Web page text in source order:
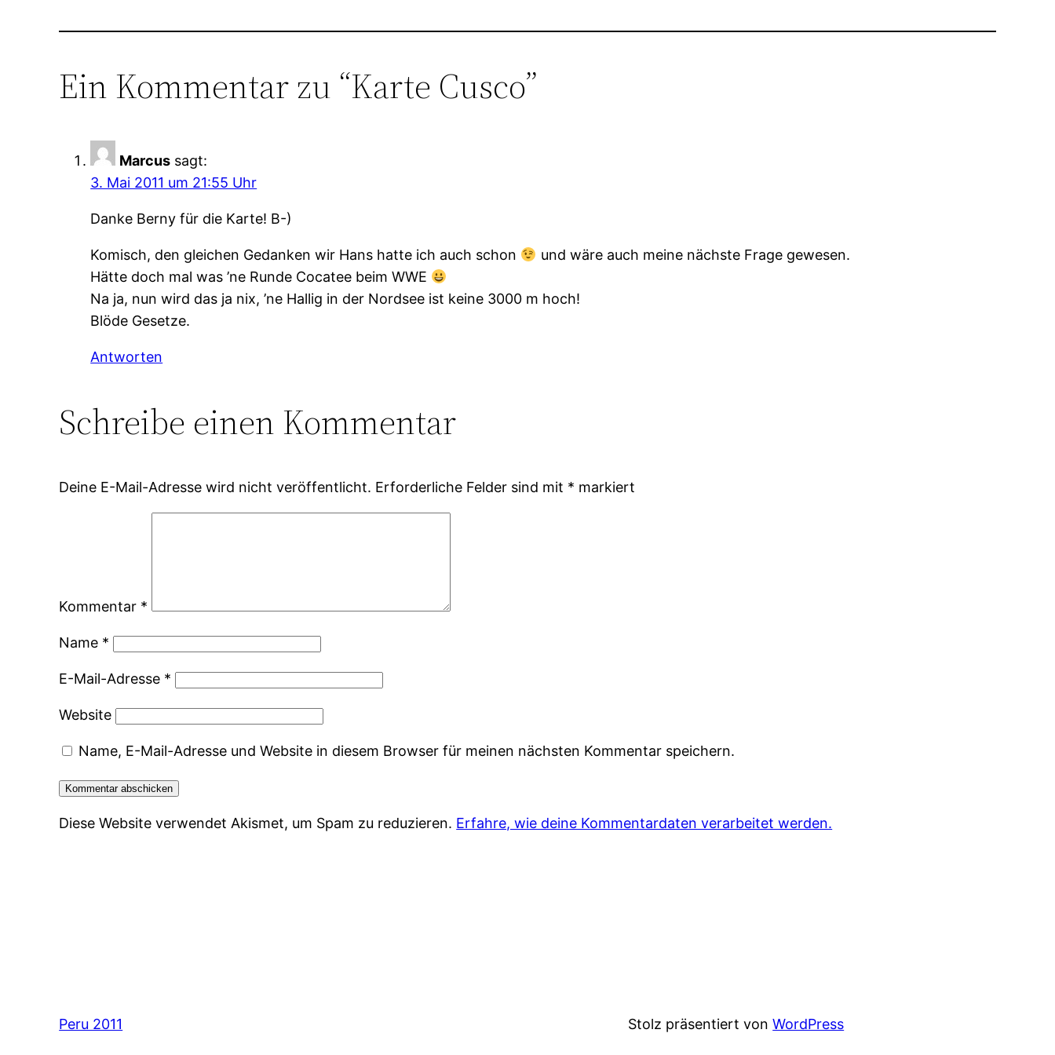
Ein Kommentar zu “Karte Cusco”
Marcus sagt:
3. Mai 2011 um 21:55 Uhr
Danke Berny für die Karte! B-)
Komisch, den gleichen Gedanken wir Hans hatte ich auch schon
und wäre auch meine nächste Frage gewesen.
Hätte doch mal was ’ne Runde Cocatee beim WWE
Na ja, nun wird das ja nix, ’ne Hallig in der Nordsee ist keine 3000 m hoch!
Blöde Gesetze.
Antworten
Schreibe einen Kommentar
Deine E-Mail-Adresse wird nicht veröffentlicht. Erforderliche Felder sind mit * markiert
Kommentar *
Name *
E-Mail-Adresse *
Website
Name, E-Mail-Adresse und Website in diesem Browser für meinen nächsten Kommentar speichern.
Diese Website verwendet Akismet, um Spam zu reduzieren. Erfahre, wie deine Kommentardaten verarbeitet werden.
Peru 2011 Stolz präsentiert vonWordPress